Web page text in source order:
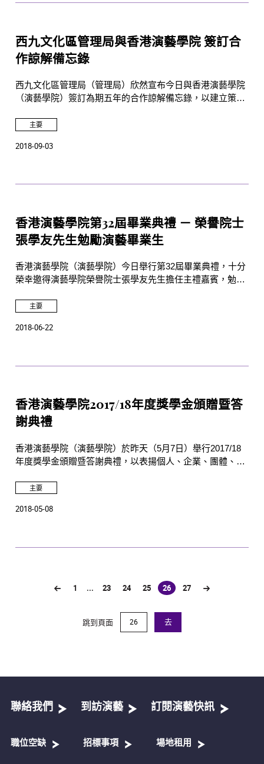
西九文化區管理局與香港演藝學院 簽訂合
作諒解備忘錄
西九文化區管理局（管理局）欣然宣布今日與香港演藝學院
（演藝學院）簽訂為期五年的合作諒解備忘錄，以建立策略
主要
2018-09-03
香港演藝學院第32屆畢業典禮 － 榮譽院士
張學友先生勉勵演藝畢業生
香港演藝學院（演藝學院）今日舉行第32屆畢業典禮，十分
榮幸邀得演藝學院榮譽院士張學友先生擔任主禮嘉賓，勉勵
主持頒授儀式。
主要
2018-06-22
香港演藝學院2017/18年度獎學金頒贈暨答
謝典禮
香港演藝學院（演藝學院）於昨天（5月7日）舉行2017/18
年度獎學金頒贈暨答謝典禮，以表揚個人、企業、團體、各
生在2017/18年度共獲得506項獎學金，總值逾1,500萬港
主要
2018-05-08
1 ... 23 24 25 26
(current)
27
跳到頁面 去
聯絡我們 到訪演藝 訂閱演藝快訊
職位空缺 招標事項 場地租用